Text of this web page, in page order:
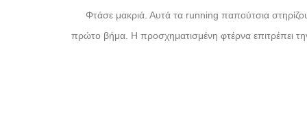
Φτάσε μακριά. Αυτά τα running παπούτσια
πρώτο βήμα. Η προσχηματισμένη φτέρνα επιτρέπει